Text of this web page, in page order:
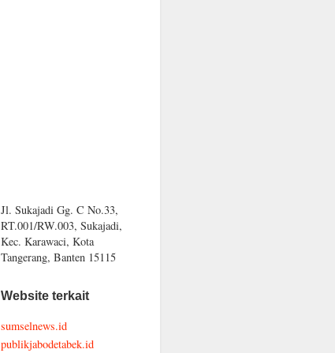
Jl. Sukajadi Gg. C No.33,
RT.001/RW.003, Sukajadi,
Kec. Karawaci, Kota
Tangerang, Banten 15115
Website terkait
sumselnews.id
publikjabodetabek.id